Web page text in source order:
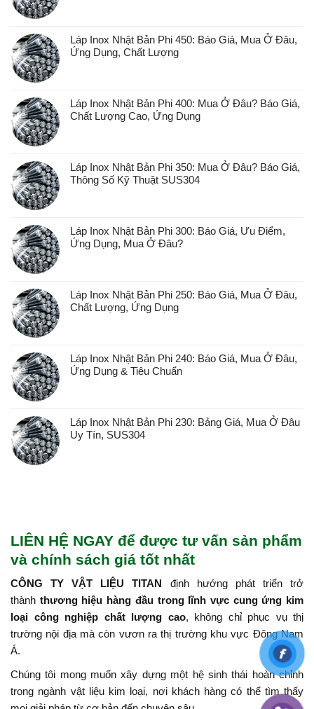
Láp Inox Nhật Bản Phi 450: Báo Giá, Mua Ở Đâu,
Ứng Dụng, Chất Lượng
Láp Inox Nhật Bản Phi 400: Mua Ở Đâu? Báo Giá,
Chất Lượng Cao, Ứng Dụng
Láp Inox Nhật Bản Phi 350: Mua Ở Đâu? Báo Giá,
Thông Số Kỹ Thuật SUS304
Láp Inox Nhật Bản Phi 300: Báo Giá, Ưu Điểm,
Ứng Dụng, Mua Ở Đâu?
Láp Inox Nhật Bản Phi 250: Báo Giá, Mua Ở Đâu,
Chất Lượng, Ứng Dụng
Láp Inox Nhật Bản Phi 240: Báo Giá, Mua Ở Đâu,
Ứng Dụng & Tiêu Chuẩn
Láp Inox Nhật Bản Phi 230: Bảng Giá, Mua Ở Đâu
Uy Tín, SUS304
LIÊN HỆ NGAY để được tư vấn sản phẩm
và chính sách giá tốt nhất
CÔNG TY VẬT LIỆU TITAN định hướng phát triển trở
thành thương hiệu hàng đầu trong lĩnh vực cung ứng kim
loại công nghiệp chất lượng cao, không chỉ phục vụ thị
trường nội địa mà còn vươn ra thị trường khu vực Đông Nam
Á.
Chúng tôi mong muốn xây dựng một hệ sinh thái hoàn chỉnh
trong ngành vật liệu kim loại, nơi khách hàng có thể tìm thấy